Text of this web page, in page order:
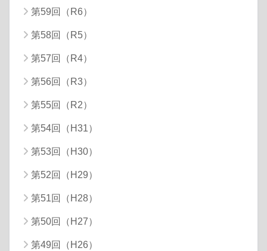
第59回（R6）
第58回（R5）
第57回（R4）
第56回（R3）
第55回（R2）
第54回（H31）
第53回（H30）
第52回（H29）
第51回（H28）
第50回（H27）
第49回（H26）